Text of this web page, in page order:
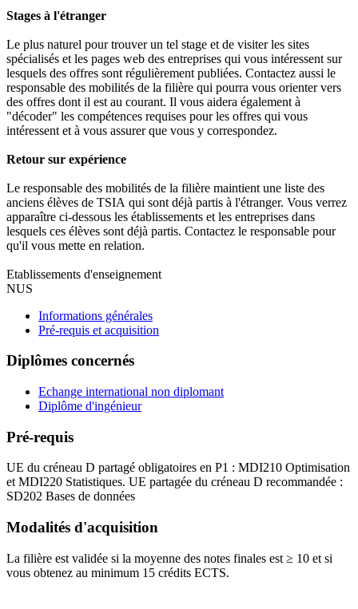
Stages à l'étranger
Le plus naturel pour trouver un tel stage et de visiter les sites
spécialisés et les pages web des entreprises qui vous intéressent sur
lesquels des offres sont régulièrement publiées. Contactez aussi le
responsable des mobilités de la filière qui pourra vous orienter vers
des offres dont il est au courant. Il vous aidera également à
"décoder" les compétences requises pour les offres qui vous
intéressent et à vous assurer que vous y correspondez.
Retour sur expérience
Le responsable des mobilités de la filière maintient une liste des
anciens élèves de TSIA qui sont déjà partis à l'étranger. Vous verrez
apparaître ci-dessous les établissements et les entreprises dans
lesquels ces élèves sont déjà partis. Contactez le responsable pour
qu'il vous mette en relation.
Etablissements d'enseignement
NUS
Informations générales
Pré-requis et acquisition
Diplômes concernés
Echange international non diplomant
Diplôme d'ingénieur
Pré-requis
UE du créneau D partagé obligatoires en P1 : MDI210 Optimisation
et MDI220 Statistiques. UE partagée du créneau D recommandée :
SD202 Bases de données
Modalités d'acquisition
La filière est validée si la moyenne des notes finales est ≥ 10 et si
vous obtenez au minimum 15 crédits ECTS.